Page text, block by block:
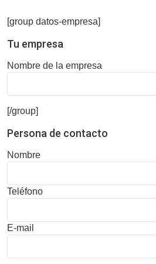
[group datos-empresa]
Tu empresa
Nombre de la empresa
[/group]
Persona de contacto
Nombre
Teléfono
E-mail